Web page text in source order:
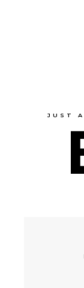
JUST